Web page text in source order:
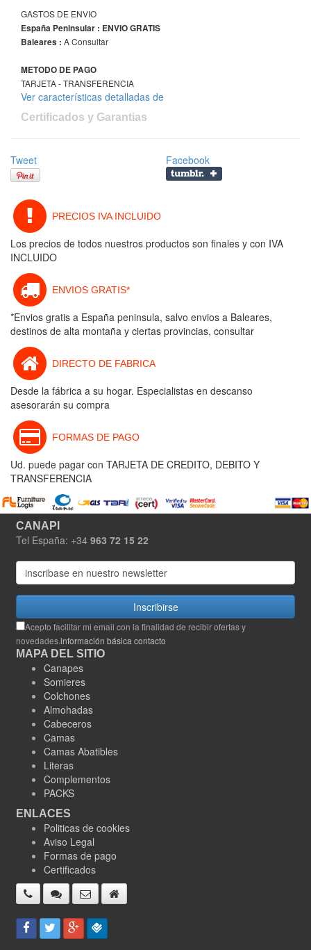
GASTOS DE ENVIO
España Peninsular : ENVIO GRATIS
Baleares : A Consultar
METODO DE PAGO
TARJETA - TRANSFERENCIA
Ver características detalladas de
Certificados y Garantias
Tweet Facebook
PRECIOS IVA INCLUIDO
Los precios de todos nuestros productos son finales y con IVA
INCLUIDO
ENVIOS GRATIS*
*Envios gratis a España peninsula, salvo envios a Baleares,
destinos de alta montaña y ciertas provincias, consultar
DIRECTO DE FABRICA
Desde la fábrica a su hogar. Especialistas en descanso
asesorarán su compra
FORMAS DE PAGO
Ud. puede pagar con TARJETA DE CREDITO, DEBITO Y
TRANSFERENCIA
CANAPI
Tel España: +34 963 72 15 22
Inscribirse
Acepto facilitar mi email con la finalidad de recibir ofertas y
novedades.información básica contacto
MAPA DEL SITIO
Canapes
Somieres
Colchones
Almohadas
Cabeceros
Camas
Camas Abatibles
Literas
Complementos
PACKS
ENLACES
Politicas de cookies
Aviso Legal
Formas de pago
Certificados